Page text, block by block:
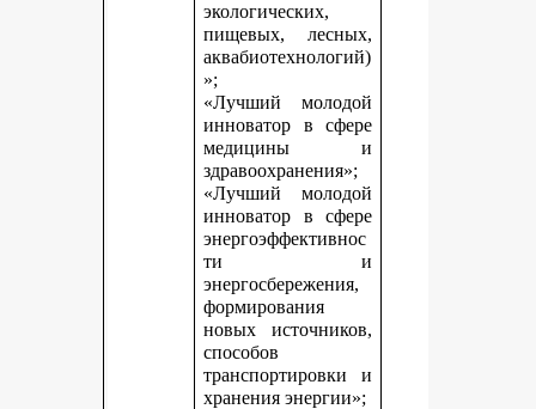
экологических,
пищевых, лесных,
аквабиотехнологий)
»;
«Лучший молодой
инноватор в сфере
медицины и
здравоохранения»;
«Лучший молодой
инноватор в сфере
энергоэффективнос
ти и
энергосбережения,
формирования
новых источников,
способов
транспортировки и
хранения энергии»;